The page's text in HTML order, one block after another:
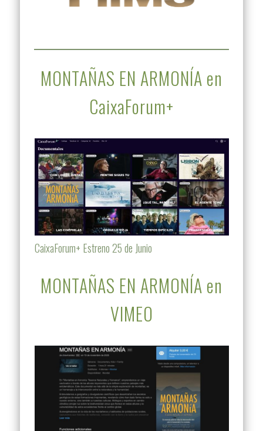
MONTAÑAS EN ARMONÍA en
CaixaForum+
CaixaForum+ Estreno 25 de Junio
MONTAÑAS EN ARMONÍA en
VIMEO